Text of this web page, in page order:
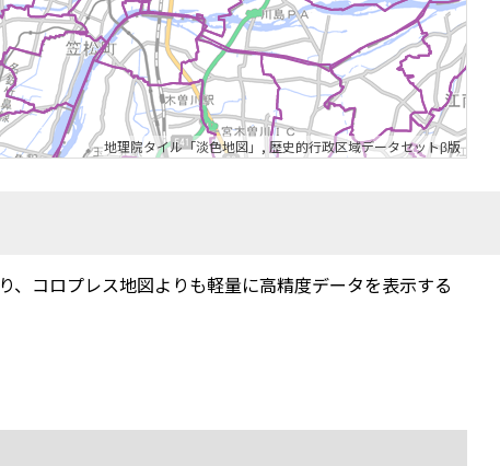
地理院タイル「淡色地図」 , 歴史的行政区域データセットβ版
、コロプレス地図よりも軽量に高精度データを表示する